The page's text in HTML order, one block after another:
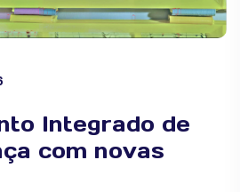
Integrado de
com novas